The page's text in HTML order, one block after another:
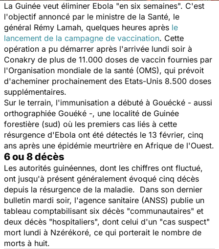
La Guinée veut éliminer Ebola "en six semaines". C'est
l'objectif annoncé par le ministre de la Santé, le
général Rémy Lamah, quelques heures après le
lancement de la campagne de vaccination. Cette
opération a pu démarrer après l'arrivée lundi soir à
Conakry de plus de 11.000 doses de vaccin fournies par
l'Organisation mondiale de la santé (OMS), qui prévoit
d'acheminer prochainement des Etats-Unis 8.500 doses
supplémentaires.
Sur le terrain, l'immunisation a débuté à Gouécké - aussi
orthographiée Gouéké -, une localité de Guinée
forestière (sud) où les premiers cas liés à cette
résurgence d'Ebola ont été détectés le 13 février, cinq
ans après une épidémie meurtrière en Afrique de l'Ouest.
6 ou 8 décès
Les autorités guinéennes, dont les chiffres ont fluctué,
ont jusqu'à présent généralement évoqué cinq décès
depuis la résurgence de la maladie. Dans son dernier
bulletin mardi soir, l'agence sanitaire (ANSS) publie un
tableau comptabilisant six décès "communautaires" et
deux décès "hospitaliers", dont celui d'un "cas suspect"
mort lundi à Nzérékoré, ce qui porterait le nombre de
morts à huit.